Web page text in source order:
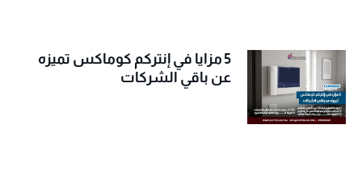
5 مزايا في إنتركم كوماكس تميزه
عن باقي الشركات